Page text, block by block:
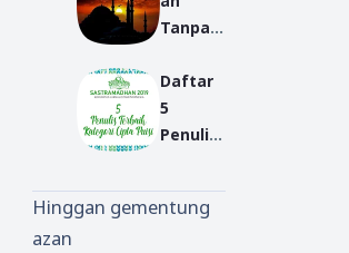
Tanpa
Tua
Daftar
5
Penulis
Kategor
i Cipta
Hinggan gementung
azan